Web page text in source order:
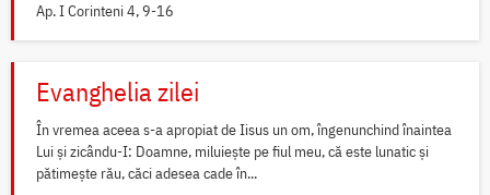
Ap. I Corinteni 4, 9-16
Evanghelia zilei
În vremea aceea s-a apropiat de Iisus un om, îngenunchind înaintea
Lui și zicându-I: Doamne, miluiește pe fiul meu, că este lunatic și
pătimește rău, căci adesea cade în...